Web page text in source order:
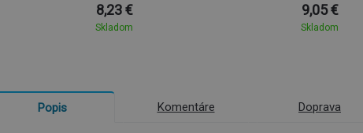
8,23 €
Skladom
9,05 €
Skladom
Popis Komentáre Doprava